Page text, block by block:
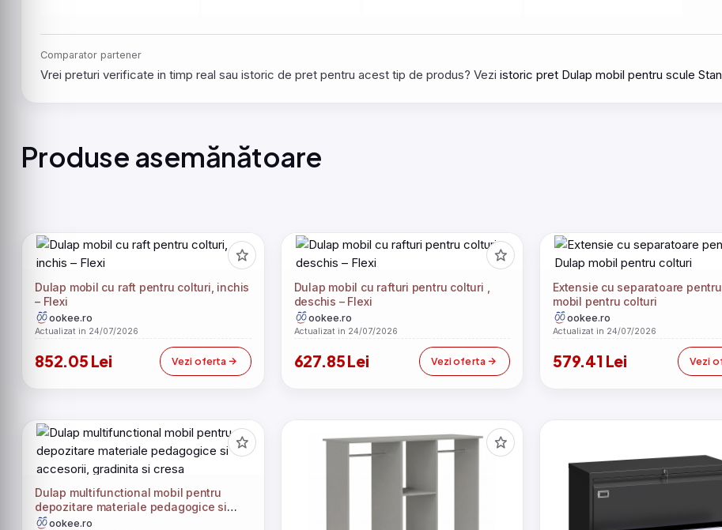
Comparator partener
Vrei preturi verificate in timp real sau istoric de pret pentru acest tip de produs? Vezi istoric pret Dulap mobil pentru scule
Produse asemănătoare
Dulap mobil cu raft pentru colturi, inchis
– Flexi
ookee.ro
Actualizat in 24/07/2026
852.05 Lei Vezi oferta
Dulap mobil cu rafturi pentru colturi ,
deschis – Flexi
ookee.ro
Actualizat in 24/07/2026
627.85 Lei Vezi oferta
Extensie cu separatoare
mobil pentru colturi
ookee.ro
Actualizat in 24/07/2026
579.41 Lei Vezi
Dulap multifunctional mobil pentru
depozitare materiale pedagogice si
accesorii, gradinita si cresa
ookee.ro